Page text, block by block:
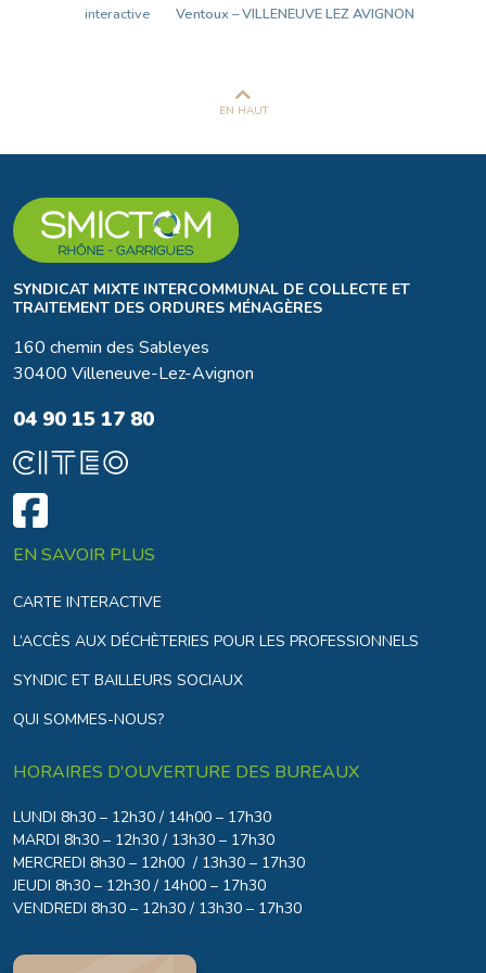
interactive
Ventoux – VILLENEUVE LEZ AVIGNON
EN HAUT
SYNDICAT MIXTE INTERCOMMUNAL DE COLLECTE ET
TRAITEMENT DES ORDURES MÉNAGÈRES
160 chemin des Sableyes
30400 Villeneuve-Lez-Avignon
04 90 15 17 80
EN SAVOIR PLUS
CARTE INTERACTIVE
L’ACCÈS AUX DÉCHÈTERIES POUR LES PROFESSIONNELS
SYNDIC ET BAILLEURS SOCIAUX
QUI SOMMES-NOUS?
HORAIRES D'OUVERTURE DES BUREAUX
LUNDI 8h30 – 12h30 / 14h00 – 17h30
MARDI 8h30 – 12h30 / 13h30 – 17h30
MERCREDI 8h30 – 12h00 / 13h30 – 17h30
JEUDI 8h30 – 12h30 / 14h00 – 17h30
VENDREDI 8h30 – 12h30 / 13h30 – 17h30